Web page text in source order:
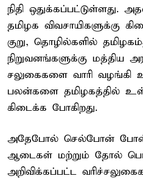
நிதி ஒதுக்கப்பட்டுள்ளது.
தமிழக விவசாயிகளுக்கு
குறு, தொழில்களில்
நிறுவனங்களுக்கு மத்திய
சலுகைகளை வாரி
பலன்களை தமிழகத்தில்
கிடைக்க போகிறது.
அதேபோல் செல்போன்
ஆடைகள் மற்றும் தோல்
அறிவிக்கப்பட்ட